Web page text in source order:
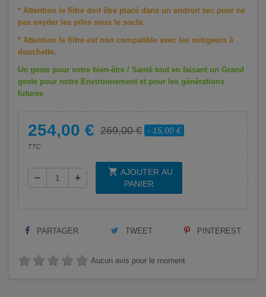
* Attention le filtre doit être placé dans un endroit sec pour ne
pas oxyder les piles sous le socle.
* Attention le filtre est non compatible avec les mitigeurs à
douchette.
Un geste pour votre bien-être / Santé tout en faisant un Grand
geste pour notre Environnement et pour les générations
futures
254,00 € 269,00 € - 15,00 €
TTC
remove add
shopping_cart AJOUTER AU
PANIER
PARTAGER TWEET PINTEREST
Aucun avis pour le moment